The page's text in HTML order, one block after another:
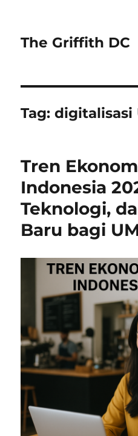
The Griffith DC
Tag:digitalisasi
Tren
Indonesia
Teknologi,
Baru bagi